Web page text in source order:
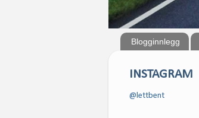
Blogginnlegg
INSTAGRAM
@lettbent